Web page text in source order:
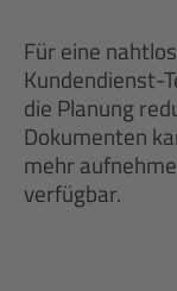
Für eine
Kundendienst-
die Planung
Dokumenten
mehr
verfügbar.